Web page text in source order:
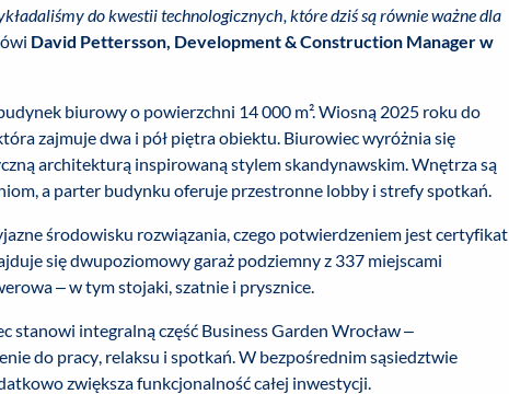
do kwestii technologicznych, które dziś są równie ważne dla
David Pettersson, Development & Construction Manager w
biurowy o powierzchni 14 000 m². Wiosną 2025 roku do
zajmuje dwa i pół piętra obiektu. Biurowiec wyróżnia się
architekturą inspirowaną stylem skandynawskim. Wnętrza są
a parter budynku oferuje przestronne lobby i strefy spotkań.
środowisku rozwiązania, czego potwierdzeniem jest certyfikat
się dwupoziomowy garaż podziemny z 337 miejscami
– w tym stojaki, szatnie i prysznice.
integralną część Business Garden Wrocław –
do pracy, relaksu i spotkań. W bezpośrednim sąsiedztwie
zwiększa funkcjonalność całej inwestycji.